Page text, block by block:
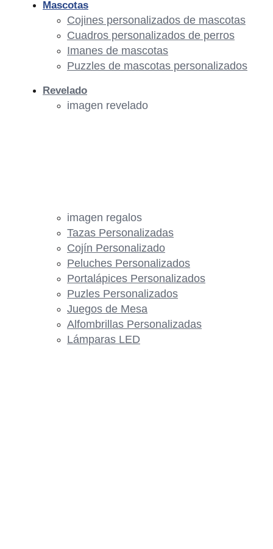
imagen regalos
Tazas Personalizadas
Cojín Personalizado
Peluches Personalizados
Portalápices Personalizados
Puzles Personalizados
Juegos de Mesa
Alfombrillas Personalizadas
Lámparas LED
Mascotas
Cojines personalizados de mascotas
Cuadros personalizados de perros
Imanes de mascotas
Puzzles de mascotas personalizados
Revelado
imagen revelado